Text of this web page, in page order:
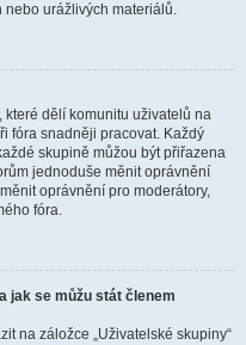
urážlivých materiálů.
dělí komunitu uživatelů na
fóra snadněji pracovat. Každý
skupině můžou být přiřazena
jednoduše měnit oprávnění
oprávnění pro moderátory,
fóra.
jak se můžu stát členem
na záložce „Uživatelské skupiny“